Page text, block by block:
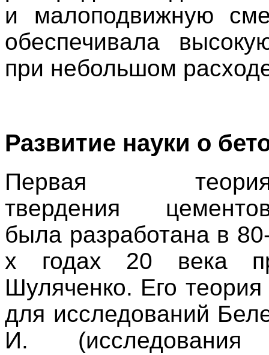
и малоподвижную
обеспечивала
при небольшом
Развитие науки о
Первая
твердения
была разработана в
х годах 20 века
Шуляченко. Его теория
для исследований
И. (исследования